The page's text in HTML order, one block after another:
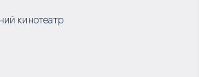
кинотеатр